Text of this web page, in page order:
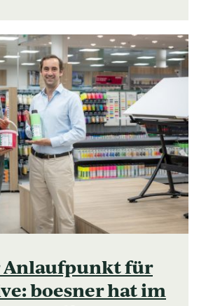
Anlaufpunkt für
boesner hat im